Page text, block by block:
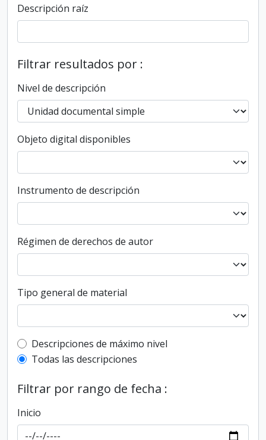
Descripción raíz
Filtrar resultados por :
Nivel de descripción
Objeto digital disponibles
Instrumento de descripción
Régimen de derechos de autor
Tipo general de material
Top-level description filter
Descripciones de máximo nivel
Todas las descripciones
Filtrar por rango de fecha :
Inicio